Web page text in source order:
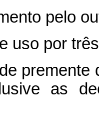
pelo
uso por
premente
as